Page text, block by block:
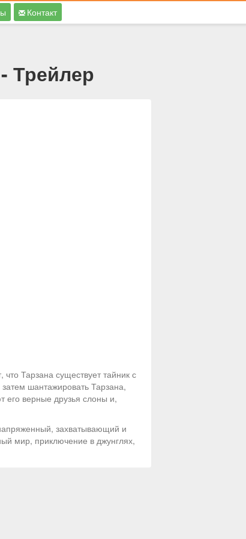
Контакт
Трейлер
Тарзана существует тайник с
шантажировать Тарзана,
верные друзья слоны и,
захватывающий и
мир, приключение в джунглях,